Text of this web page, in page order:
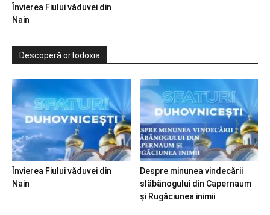
Învierea Fiului văduvei din
Nain
Descoperă ortodoxia
Învierea Fiului văduvei din
Nain
Despre minunea vindecării
slăbănogului din Capernaum
și Rugăciunea inimii